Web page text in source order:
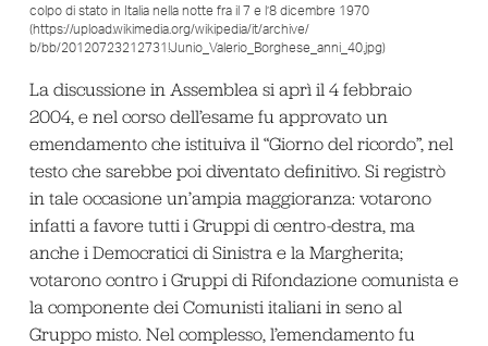
colpo di stato in Italia nella notte fra il 7 e l’8 dicembre 1970
(https://upload.wikimedia.org/wikipedia/it/archive/
b/bb/20120723212731!Junio_Valerio_Borghese_anni_40.jpg)
La discussione in Assemblea si aprì il 4 febbraio
2004, e nel corso dell’esame fu approvato un
emendamento che istituiva il “Giorno del ricordo”, nel
testo che sarebbe poi diventato definitivo. Si registrò
in tale occasione un’ampia maggioranza: votarono
infatti a favore tutti i Gruppi di centro-destra, ma
anche i Democratici di Sinistra e la Margherita;
votarono contro i Gruppi di Rifondazione comunista e
la componente dei Comunisti italiani in seno al
Gruppo misto. Nel complesso, l’emendamento fu